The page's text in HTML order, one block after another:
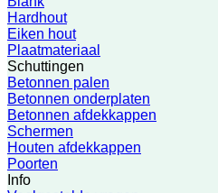
Hardhout
Eiken hout
Plaatmateriaal
Schuttingen
Betonnen palen
Betonnen onderplaten
Betonnen afdekkappen
Schermen
Houten afdekkappen
Poorten
Info